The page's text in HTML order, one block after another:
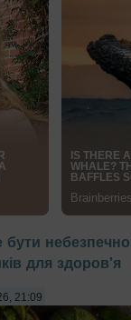
бути
для здоров'я
21:09